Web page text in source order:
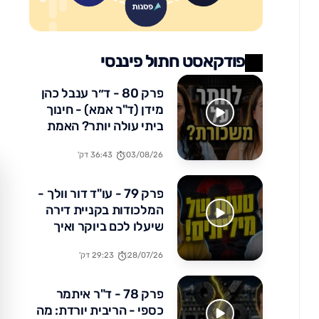
פודקאסט חתול פיננסי
פרק 80 - ד״ר ענבל כהן
מידן (ד"ר אמא) - חינוך
ביתי עולה יותר? האמת
עליה
03/08/26 36:43 דק'
פרק 79 - עו"ד דור וולך -
המלכודות בקניית דירה
שיעלו לכם ביוקר ואיך
28/07/26 29:23 דק'
פרק 78 - ד"ר איתמר
כספי - הריבית יורדת: מה